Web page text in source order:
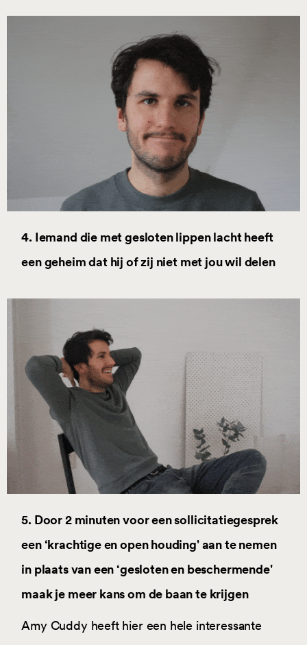
4. Iemand die met gesloten lippen lacht heeft
een geheim dat hij of zij niet met jou wil delen
5. Door 2 minuten voor een sollicitatiegesprek
een ‘krachtige en open houding' aan te nemen
in plaats van een ‘gesloten en beschermende'
maak je meer kans om de baan te krijgen
Amy Cuddy heeft hier een hele interessante